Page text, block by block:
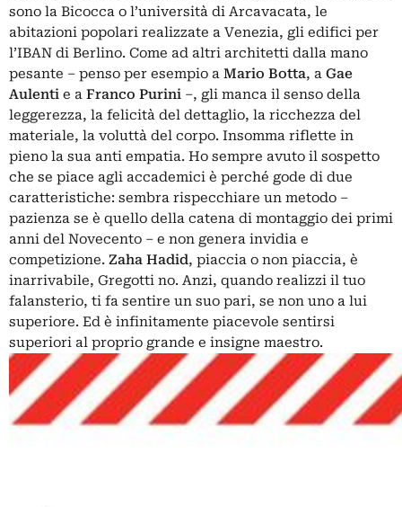
sono la Bicocca o l’università di Arcavacata, le
abitazioni popolari realizzate a Venezia, gli edifici per
l’IBAN di Berlino. Come ad altri architetti dalla mano
pesante – penso per esempio a Mario Botta, a Gae
Aulenti e a Franco Purini –, gli manca il senso della
leggerezza, la felicità del dettaglio, la ricchezza del
materiale, la voluttà del corpo. Insomma riflette in
pieno la sua anti empatia. Ho sempre avuto il sospetto
che se piace agli accademici è perché gode di due
caratteristiche: sembra rispecchiare un metodo –
pazienza se è quello della catena di montaggio dei primi
anni del Novecento – e non genera invidia e
competizione. Zaha Hadid, piaccia o non piaccia, è
inarrivabile, Gregotti no. Anzi, quando realizzi il tuo
falansterio, ti fa sentire un suo pari, se non uno a lui
superiore. Ed è infinitamente piacevole sentirsi
superiori al proprio grande e insigne maestro.